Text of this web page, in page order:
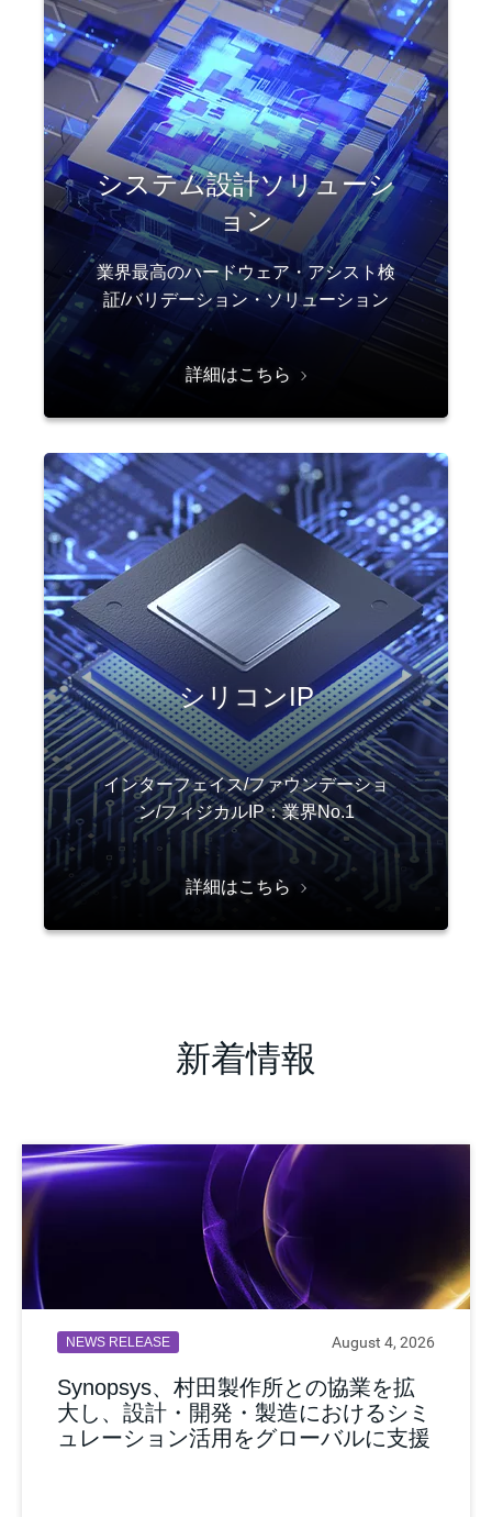
システム設計ソリューシ
ョン
業界最高のハードウェア・アシスト検
証/バリデーション・ソリューション
詳細はこちら
シリコンIP
インターフェイス/ファウンデーショ
ン/フィジカルIP：業界No.1
詳細はこちら
新着情報
NEWS RELEASE August 4, 2026
Synopsys、村田製作所との協業を拡
大し、設計・開発・製造におけるシミ
ュレーション活用をグローバルに支援